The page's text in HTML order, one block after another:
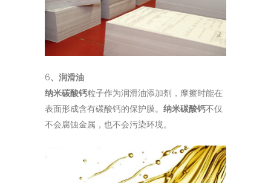
6、润滑油
纳米碳酸钙粒子作为润滑油添加剂，摩擦时能在
表面形成含有碳酸钙的保护膜。 纳米碳酸钙不仅
不会腐蚀金属，也不会污染环境。